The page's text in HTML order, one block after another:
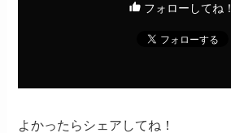
フォローしてね！
よかったらシェアしてね！